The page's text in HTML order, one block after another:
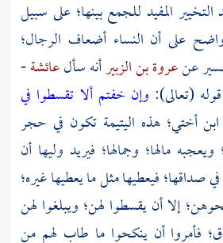
التخيير المفيد للجمع بينها؛ على سبيل
على أن النساء أضعاف الرجال؛
عنعروة بن الزبيرأنه سألعائشة-
(تعالى): وإن خفتم ألا تقسطوا في
أختي؛ هذه اليتيمة تكون في حجر
مالها؛ وجمالها؛ فيريد وليها أن
صداقها؛ فيعطيها مثل ما يعطيها غيره؛
إلا أن يقسطوا لهن؛ ويبلغوا لهن
فأمروا أن ينكحوا ما طاب لهم من